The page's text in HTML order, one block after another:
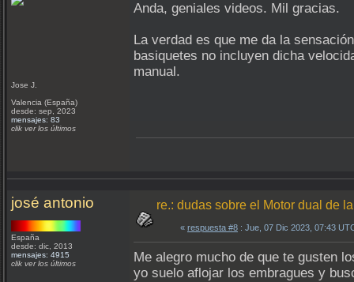
Jose J.
Valencia (España)
desde: sep, 2023
mensajes: 83
clik ver los últimos
Anda, geniales videos. Mil gracias.
La verdad es que me da la
basiquetes no incluyen dicha
manual.
josé antonio
España
desde: dic, 2013
mensajes: 4915
clik ver los últimos
re.: dudas sobre el Motor dual de
« respuesta #8 : Jue, 07 Dic 2023, 07:43
Me alegro mucho de que te gusten
yo suelo aflojar los embragues y